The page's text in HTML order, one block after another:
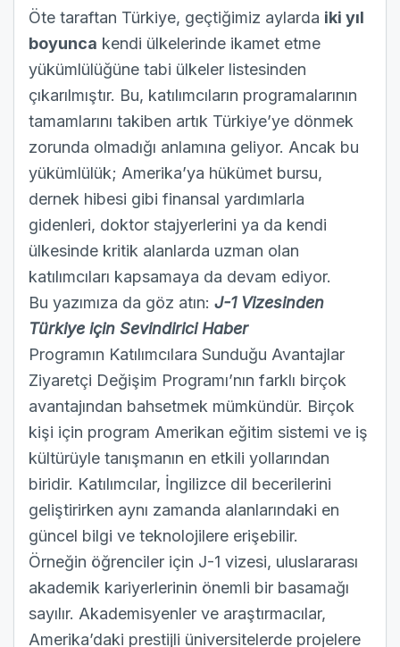
Öte taraftan Türkiye, geçtiğimiz aylarda iki yıl
boyunca kendi ülkelerinde ikamet etme
yükümlülüğüne tabi ülkeler listesinden
çıkarılmıştır. Bu, katılımcıların programalarının
tamamlarını takiben artık Türkiye’ye dönmek
zorunda olmadığı anlamına geliyor. Ancak bu
yükümlülük; Amerika’ya hükümet bursu,
dernek hibesi gibi finansal yardımlarla
gidenleri, doktor stajyerlerini ya da kendi
ülkesinde kritik alanlarda uzman olan
katılımcıları kapsamaya da devam ediyor.
Bu yazımıza da göz atın: J-1 Vizesinden
Türkiye için Sevindirici Haber
Programın Katılımcılara Sunduğu Avantajlar
Ziyaretçi Değişim Programı’nın farklı birçok
avantajından bahsetmek mümkündür. Birçok
kişi için program Amerikan eğitim sistemi ve iş
kültürüyle tanışmanın en etkili yollarından
biridir. Katılımcılar, İngilizce dil becerilerini
geliştirirken aynı zamanda alanlarındaki en
güncel bilgi ve teknolojilere erişebilir.
Örneğin öğrenciler için J-1 vizesi, uluslararası
akademik kariyerlerinin önemli bir basamağı
sayılır. Akademisyenler ve araştırmacılar,
Amerika’daki prestijli üniversitelerde projelere